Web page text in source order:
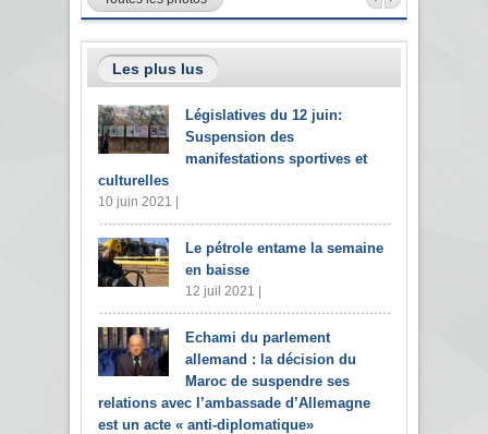
Les plus lus
Législatives du 12 juin:
Suspension des
manifestations sportives et
culturelles
10 juin 2021 |
Le pétrole entame la semaine
en baisse
12 juil 2021 |
Echami du parlement
allemand : la décision du
Maroc de suspendre ses
relations avec l’ambassade d’Allemagne
est un acte « anti-diplomatique»